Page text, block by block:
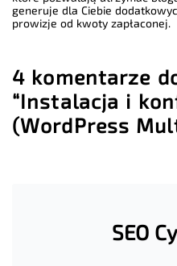
generuje dla Ciebie
prowizje od kwoty zapłaconej.
4 komentarze
“Instalacja i
(WordPress
SEO